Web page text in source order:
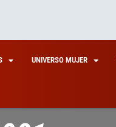
UNIVERSO MUJER